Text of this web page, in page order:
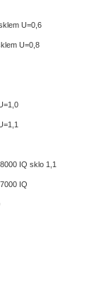
U=0,6
U=0,8
IQ sklo 1,1
IQ